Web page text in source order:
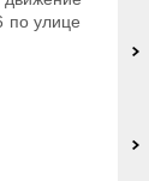
по улице